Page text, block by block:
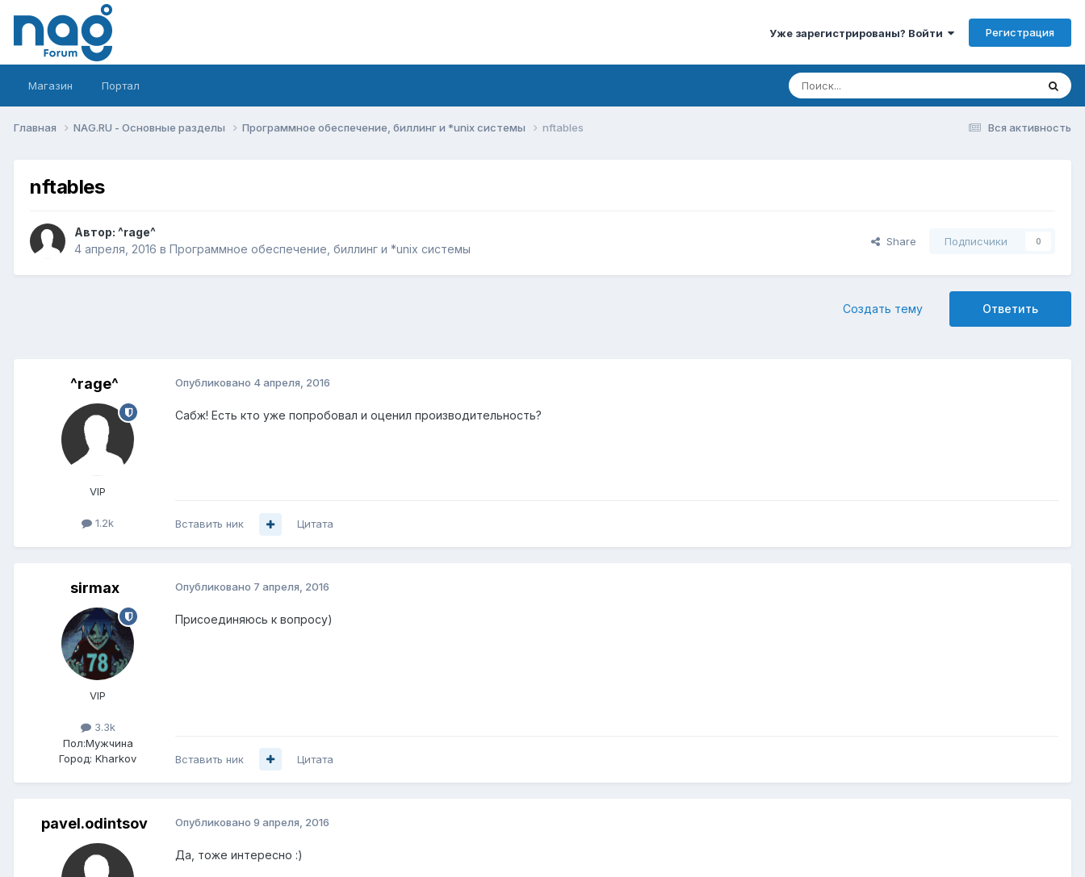
Уже зарегистрированы? Войти Регистрация
Магазин Портал
Вся активность
Главная NAG.RU - Основные разделы Программное обеспечение, биллинг и *unix системы nftables
nftables
Автор: ^rage^
4 апреля, 2016 в Программное обеспечение, биллинг и *unix системы
Share Подписчики 0
Ответить
Создать тему
^rage^
VIP
1.2k
Опубликовано 4 апреля, 2016
Сабж! Есть кто уже попробовал и оценил производительность?
Вставить ник Цитата
sirmax
VIP
3.3k
Пол:Мужчина
Город: Kharkov
Опубликовано 7 апреля, 2016
Присоединяюсь к вопросу)
Вставить ник Цитата
pavel.odintsov Опубликовано 9 апреля, 2016
Да, тоже интересно :)